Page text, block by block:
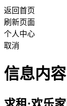
返回首页
刷新页面
个人中心
取消
信息内容